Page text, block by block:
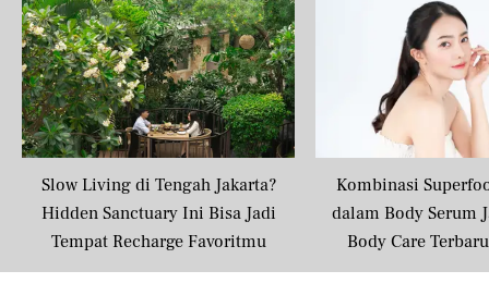
Slow Living di Tengah Jakarta?
Hidden Sanctuary Ini Bisa Jadi
Tempat Recharge Favoritmu
Kombinasi
dalam Body Serum
Body Care
Masyarakat